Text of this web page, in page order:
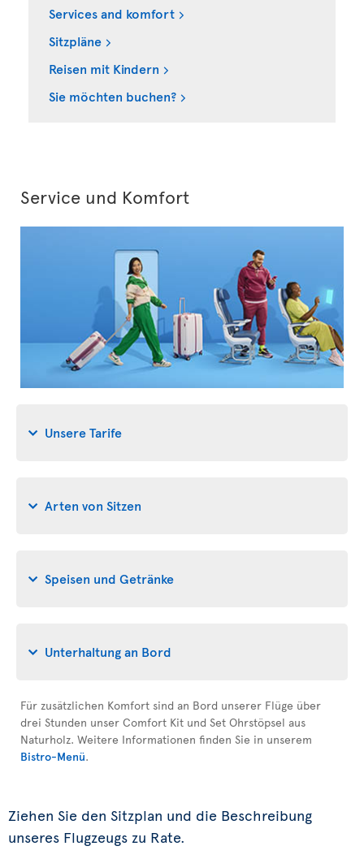
Services and komfort
Sitzpläne
Reisen mit Kindern
Sie möchten buchen?
Service und Komfort
Unsere Tarife
Arten von Sitzen
Speisen und Getränke
Unterhaltung an Bord
Für zusätzlichen Komfort sind an Bord unserer Flüge über
drei Stunden unser Comfort Kit und Set Ohrstöpsel aus
Naturholz. Weitere Informationen finden Sie in unserem
Bistro-Menü.
Ziehen Sie den Sitzplan und die Beschreibung
unseres Flugzeugs zu Rate.